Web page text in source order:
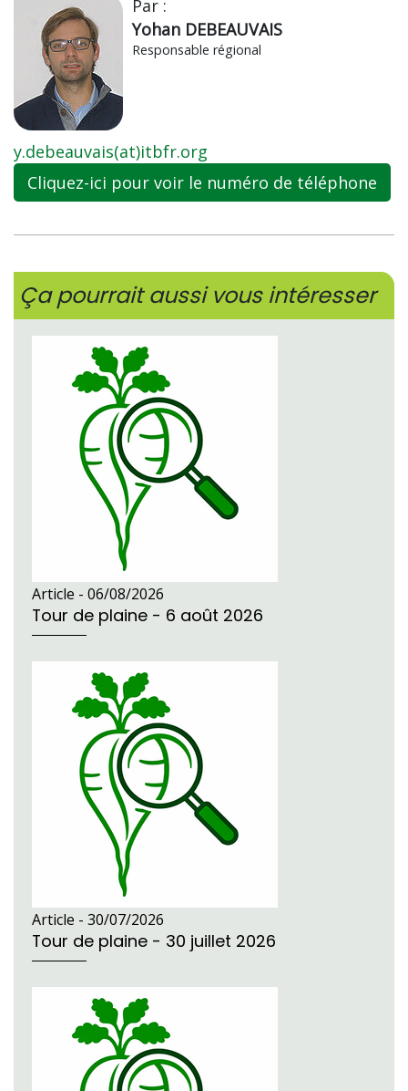
Par :
Yohan DEBEAUVAIS
Responsable régional
y.debeauvais(at)itbfr.org
Cliquez-ici pour voir le numéro de téléphone
Ça pourrait aussi vous intéresser
Article - 06/08/2026
Tour de plaine - 6 août 2026
Article - 30/07/2026
Tour de plaine - 30 juillet 2026